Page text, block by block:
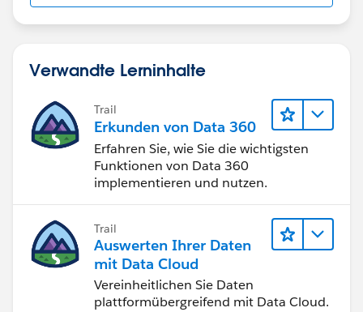
Verwandte Lerninhalte
Trail
Erkunden von Data 360
Erfahren Sie, wie Sie die wichtigsten
Funktionen von Data 360
implementieren und nutzen.
Trail
Auswerten Ihrer Daten
mit Data Cloud
Vereinheitlichen Sie Daten
plattformübergreifend mit Data Cloud.